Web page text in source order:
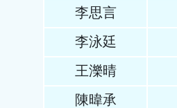
李思言
李泳廷
王濼晴
陳暐承